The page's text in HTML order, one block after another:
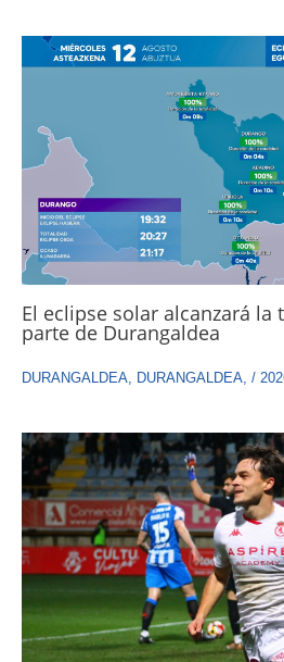
El eclipse solar alcanzará la
parte de Durangaldea
DURANGALDEA, DURANGALDEA, /